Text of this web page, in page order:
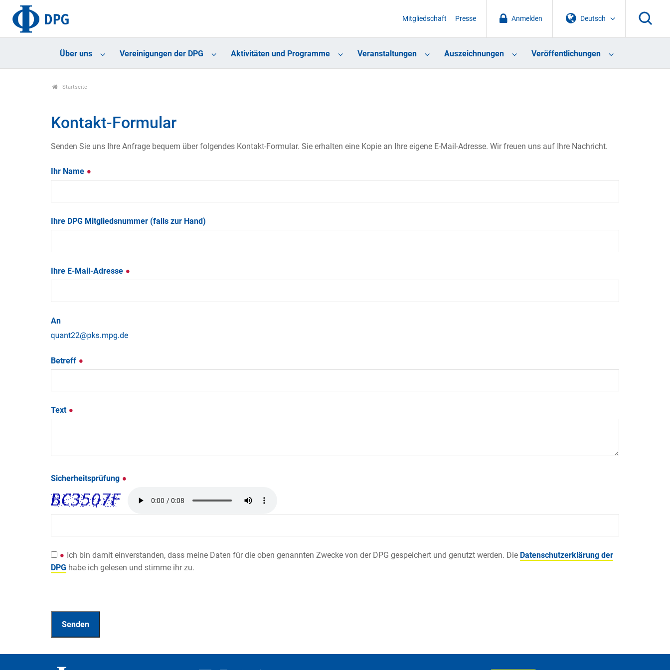
Deutsch
Anmelden
Mitgliedschaft Presse
Über uns Vereinigungen der DPG Aktivitäten und Programme Veranstaltungen Auszeichnungen Veröffentlichungen
Startseite
Kontakt-Formular
Senden Sie uns Ihre Anfrage bequem über folgendes Kontakt-Formular. Sie erhalten eine Kopie an Ihre eigene E-Mail-Adresse. Wir freuen uns auf Ihre Nachricht.
Ihr Name
Ihre DPG Mitgliedsnummer (falls zur Hand)
Ihre E-Mail-Adresse
An
Betreff
Text
Sicherheitsprüfung
Ich bin damit einverstanden, dass meine Daten für die oben genannten Zwecke von der DPG gespeichert und genutzt werden. Die Datenschutzerklärung der
DPG habe ich gelesen und stimme ihr zu.